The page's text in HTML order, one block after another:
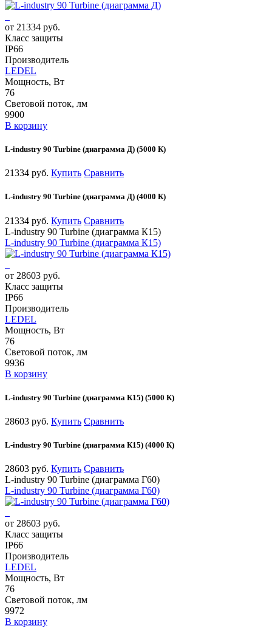
от 21334 руб.
Класс защиты
IP66
Производитель
LEDEL
Мощность, Вт
76
Световой поток, лм
9900
В корзину
L-industry 90 Turbine (диаграмма Д) (5000 К)
21334 руб. Купить Сравнить
L-industry 90 Turbine (диаграмма Д) (4000 К)
21334 руб. Купить Сравнить
L-industry 90 Turbine (диаграмма К15)
L-industry 90 Turbine (диаграмма К15)
от 28603 руб.
Класс защиты
IP66
Производитель
LEDEL
Мощность, Вт
76
Световой поток, лм
9936
В корзину
L-industry 90 Turbine (диаграмма К15) (5000 К)
28603 руб. Купить Сравнить
L-industry 90 Turbine (диаграмма К15) (4000 К)
28603 руб. Купить Сравнить
L-industry 90 Turbine (диаграмма Г60)
L-industry 90 Turbine (диаграмма Г60)
от 28603 руб.
Класс защиты
IP66
Производитель
LEDEL
Мощность, Вт
76
Световой поток, лм
9972
В корзину